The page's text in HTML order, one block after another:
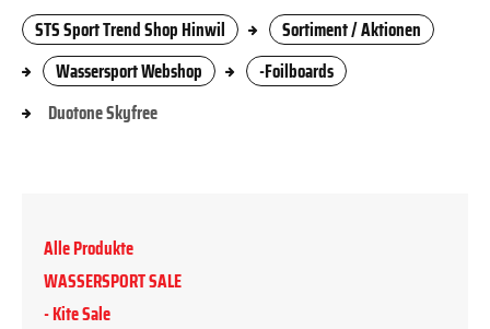
STS Sport Trend Shop Hinwil
Sortiment / Aktionen
Wassersport Webshop
-Foilboards
Duotone Skyfree
Alle Produkte
WASSERSPORT SALE
- Kite Sale